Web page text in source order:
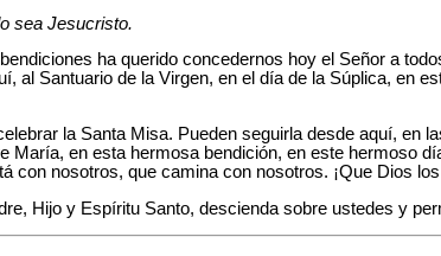
sea Jesucristo.
ha querido concedernos hoy el Señor a
al Santuario de la Virgen, en el día de la Súplica, en
la Santa Misa. Pueden seguirla desde aquí, en
María, en esta hermosa bendición, en este hermoso
con nosotros, que camina con nosotros. ¡Que Dios
Hijo y Espíritu Santo, descienda sobre ustedes y